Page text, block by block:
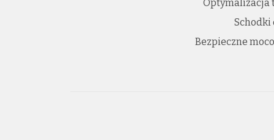
Optymalizacja
Schodki
Bezpieczne